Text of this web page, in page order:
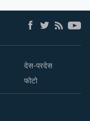
देस-परदेस
फोटो